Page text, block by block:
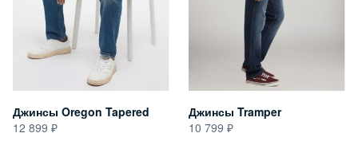
Джинсы Oregon Tapered
12 899
Джинсы Tramper
10 799